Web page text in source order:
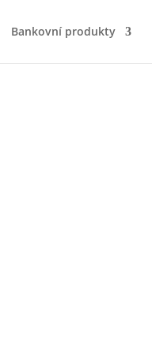
Bankovní produkty